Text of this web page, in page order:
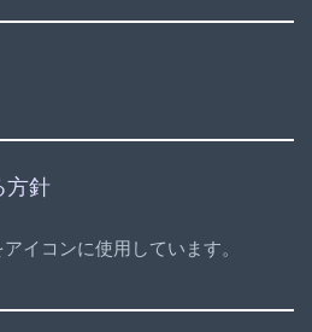
方針
イコンに使用しています。